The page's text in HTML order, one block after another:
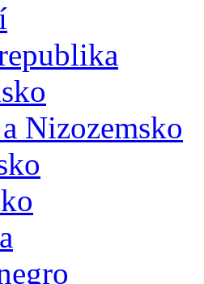
Nizozemsko